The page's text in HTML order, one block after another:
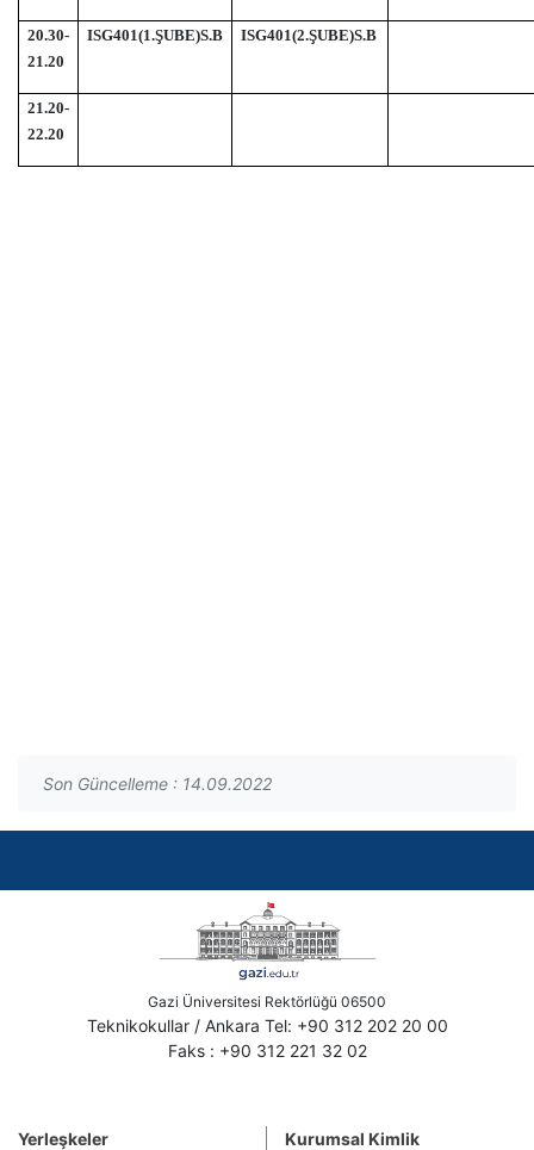
20.30-
21.20
ISG401(1.ŞUBE)S.B ISG401(2.ŞUBE)S.B
21.20-
22.20
Son Güncelleme : 14.09.2022
Gazi Üniversitesi Rektörlüğü 06500
Teknikokullar / Ankara Tel: +90 312 202 20 00
Faks : +90 312 221 32 02
Yerleşkeler
Kurumsal Kimlik